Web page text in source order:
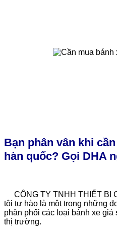
Bạn phân vân khi
hàn quốc? Gọi DHA
CÔNG TY TNHH THIẾT BỊ
tôi tự hào là một trong những
phân phối các loại bánh xe giá
thị trường.